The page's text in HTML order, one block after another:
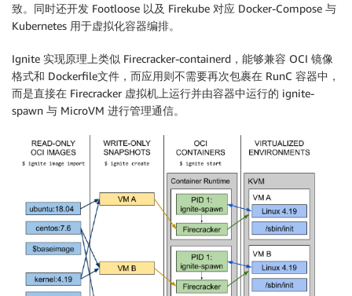
致。同时还开发 Footloose 以及 Firekube 对应 Docker-Compose 与
Kubernetes 用于虚拟化容器编排。
Ignite 实现原理上类似 Firecracker-containerd，能够兼容 OCI 镜像
格式和 Dockerfile文件，而应用则不需要再次包裹在 RunC 容器中，
而是直接在 Firecracker 虚拟机上运行并由容器中运行的 ignite-
spawn 与 MicroVM 进行管理通信。